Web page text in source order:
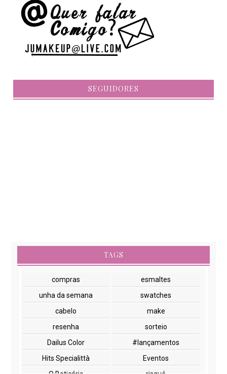
SEGUIDORES
TAGS
compras
esmaltes
unha da semana
swatches
cabelo
make
resenha
sorteio
Dailus Color
#lançamentos
Hits Specialittà
Eventos